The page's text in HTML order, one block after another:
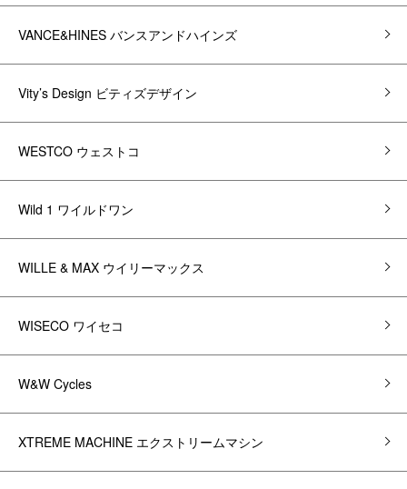
VANCE&HINES バンスアンドハインズ
Vity’s Design ビティズデザイン
WESTCO ウェストコ
Wild 1 ワイルドワン
WILLE & MAX ウイリーマックス
WISECO ワイセコ
W&W Cycles
XTREME MACHINE エクストリームマシン